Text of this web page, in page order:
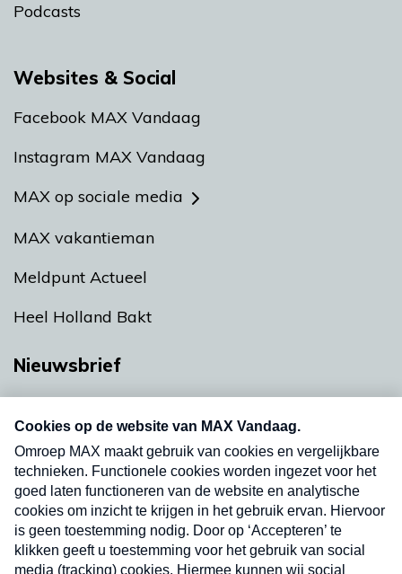
Podcasts
Websites & Social
Facebook MAX Vandaag
Instagram MAX Vandaag
MAX op sociale media
MAX vakantieman
Meldpunt Actueel
Heel Holland Bakt
Nieuwsbrief
nieuwsbrief. Elke vrijdag- en dinsdagochtend in
uw mailbox.
Verzend